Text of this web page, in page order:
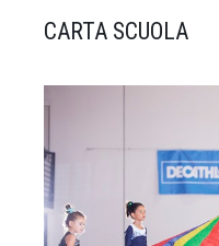
CARTA SCUOLA